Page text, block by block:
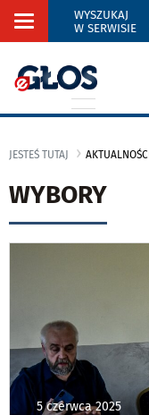
Rozwiń
WYSZUKAJ
W SERWISIE
JESTEŚ TUTAJ AKTUALNOŚCI
WYBORY
5 czerwca 2025